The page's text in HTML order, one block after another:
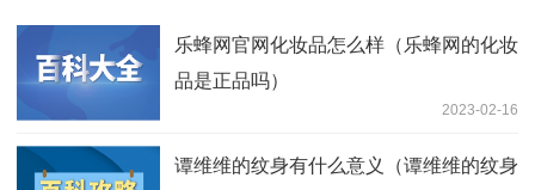
乐蜂网官网化妆品怎么样（乐蜂网的化妆
品是正品吗）
2023-02-16
谭维维的纹身有什么意义（谭维维的纹身